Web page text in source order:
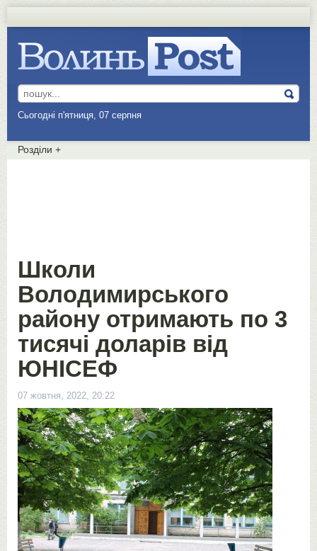
Сьогодні п'ятниця, 07 серпня
Розділи +
Школи
Володимирського
району отримають по 3
тисячі доларів від
ЮНІСЕФ
07 жовтня, 2022, 20:22